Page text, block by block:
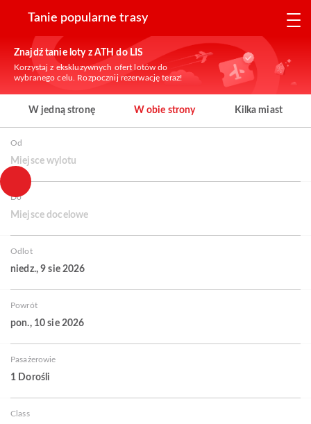
Tanie popularne trasy
Znajdź tanie loty z ATH do LIS
Korzystaj z ekskluzywnych ofert lotów do
wybranego celu. Rozpocznij rezerwację teraz!
W jedną stronę W obie strony Kilka miast
Od
Miejsce wylotu
Do
Miejsce docelowe
Odlot
niedz., 9 sie 2026
Powrót
pon., 10 sie 2026
Pasażerowie
1 Dorośli
Class